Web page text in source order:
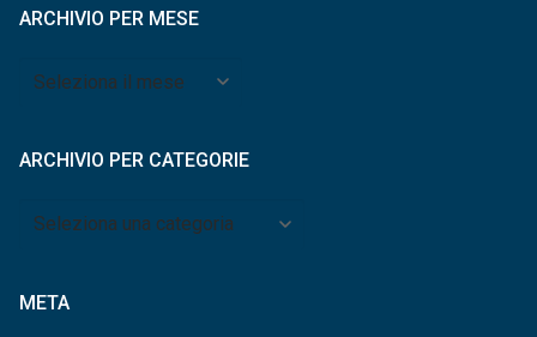
ARCHIVIO PER MESE
Archivio
ARCHIVIO PER CATEGORIE
Archivio
META